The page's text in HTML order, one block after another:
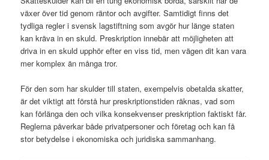
växer över tid genom räntor och avgifter. Samtidigt finns det
tydliga regler i svensk lagstiftning som avgör hur länge staten
kan kräva in en skuld. Preskription innebär att möjligheten att
driva in en skuld upphör efter en viss tid, men vägen dit kan vara
mer komplex än många tror.
För den som har skulder till staten, exempelvis obetalda skatter,
är det viktigt att förstå hur preskriptionstiden räknas, vad som
kan förlänga den och vilka konsekvenser preskription faktiskt får.
Reglerna påverkar både privatpersoner och företag och kan få
stor betydelse i ekonomiska och juridiska sammanhang.